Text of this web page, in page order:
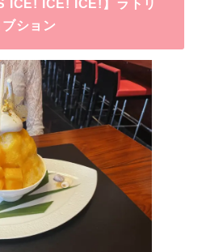
ICE! ICE! ICE!】ラトリ
ション